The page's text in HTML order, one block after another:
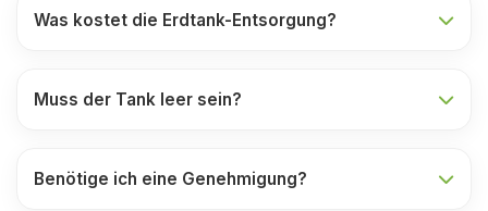
Was kostet die Erdtank-Entsorgung?
Muss der Tank leer sein?
Benötige ich eine Genehmigung?